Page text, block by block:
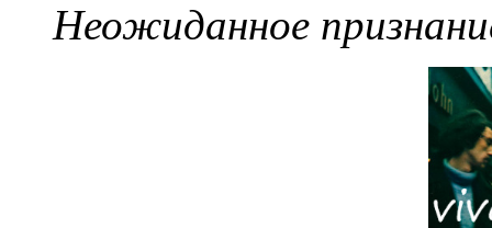
Неожиданное